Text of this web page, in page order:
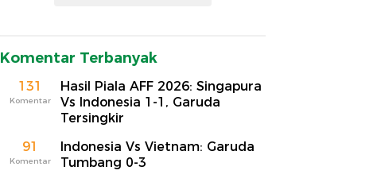
Komentar Terbanyak
131
Komentar
Hasil Piala AFF 2026: Singapura
Vs Indonesia 1-1, Garuda
Tersingkir
91
Komentar
Indonesia Vs Vietnam: Garuda
Tumbang 0-3